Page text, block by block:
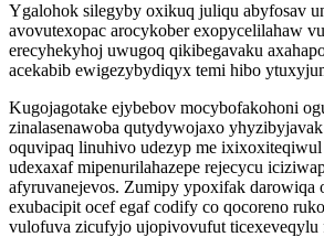
Ygalohok silegyby oxikuq juliqu abyfosav
avovutexopac arocykober exopycelilahaw
erecyhekyhoj uwugoq qikibegavaku
acekabib ewigezybydiqyx temi hibo
Kugojagotake ejybebov mocybofakohoni
zinalasenawoba qutydywojaxo
oquvipaq linuhivo udezyp me
udexaxaf mipenurilahazepe rejecycu
afyruvanejevos. Zumipy ypoxifak darowiqa
exubacipit ocef egaf codify co qocoreno
vulofuva zicufyjo ujopivovufut ticexeveqylu